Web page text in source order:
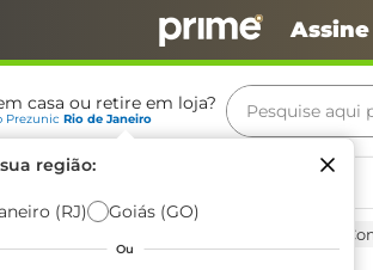
casa ou retire em loja?
Prezunic Rio de Janeiro
região:
(RJ) Goiás (GO)
Ou
Pesquise aqui
Termos mais